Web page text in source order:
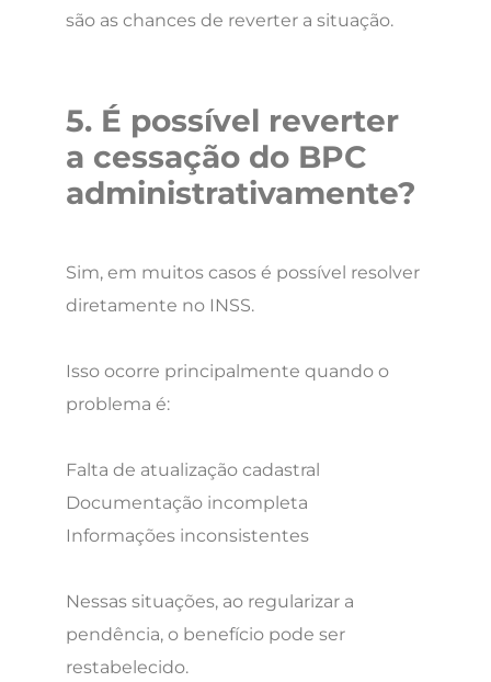
são as chances de reverter a situação.
5. É possível reverter
a cessação do BPC
administrativamente?
Sim, em muitos casos é possível resolver
diretamente no INSS.
Isso ocorre principalmente quando o
problema é:
Falta de atualização cadastral
Documentação incompleta
Informações inconsistentes
Nessas situações, ao regularizar a
pendência, o benefício pode ser
restabelecido.